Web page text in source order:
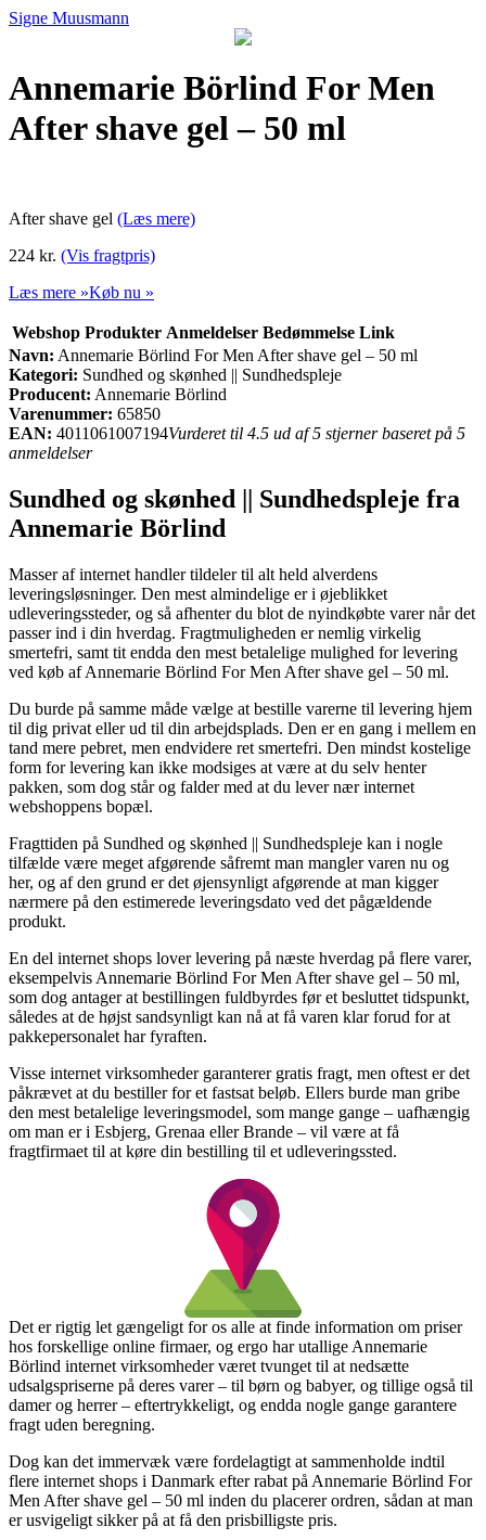
Signe Muusmann
Annemarie Börlind For Men
After shave gel – 50 ml
After shave gel (Læs mere)
224 kr. (Vis fragtpris)
Læs mere »Køb nu »
Webshop Produkter Anmeldelser Bedømmelse Link
Navn: Annemarie Börlind For Men After shave gel – 50 ml
Kategori: Sundhed og skønhed || Sundhedspleje
Producent: Annemarie Börlind
Varenummer: 65850
EAN: 4011061007194Vurderet til 4.5 ud af 5 stjerner baseret på 5
anmeldelser
Sundhed og skønhed || Sundhedspleje fra
Annemarie Börlind
Masser af internet handler tildeler til alt held alverdens
leveringsløsninger. Den mest almindelige er i øjeblikket
udleveringssteder, og så afhenter du blot de nyindkøbte varer når det
passer ind i din hverdag. Fragtmuligheden er nemlig virkelig
smertefri, samt tit endda den mest betalelige mulighed for levering
ved køb af Annemarie Börlind For Men After shave gel – 50 ml.
Du burde på samme måde vælge at bestille varerne til levering hjem
til dig privat eller ud til din arbejdsplads. Den er en gang i mellem en
tand mere pebret, men endvidere ret smertefri. Den mindst kostelige
form for levering kan ikke modsiges at være at du selv henter
pakken, som dog står og falder med at du lever nær internet
webshoppens bopæl.
Fragttiden på Sundhed og skønhed || Sundhedspleje kan i nogle
tilfælde være meget afgørende såfremt man mangler varen nu og
her, og af den grund er det øjensynligt afgørende at man kigger
nærmere på den estimerede leveringsdato ved det pågældende
produkt.
En del internet shops lover levering på næste hverdag på flere varer,
eksempelvis Annemarie Börlind For Men After shave gel – 50 ml,
som dog antager at bestillingen fuldbyrdes før et besluttet tidspunkt,
således at de højst sandsynligt kan nå at få varen klar forud for at
pakkepersonalet har fyraften.
Visse internet virksomheder garanterer gratis fragt, men oftest er det
påkrævet at du bestiller for et fastsat beløb. Ellers burde man gribe
den mest betalelige leveringsmodel, som mange gange – uafhængig
om man er i Esbjerg, Grenaa eller Brande – vil være at få
fragtfirmaet til at køre din bestilling til et udleveringssted.
Det er rigtig let gængeligt for os alle at finde information om priser
hos forskellige online firmaer, og ergo har utallige Annemarie
Börlind internet virksomheder været tvunget til at nedsætte
udsalgspriserne på deres varer – til børn og babyer, og tillige også til
damer og herrer – eftertrykkeligt, og endda nogle gange garantere
fragt uden beregning.
Dog kan det immervæk være fordelagtigt at sammenholde indtil
flere internet shops i Danmark efter rabat på Annemarie Börlind For
Men After shave gel – 50 ml inden du placerer ordren, sådan at man
er usvigeligt sikker på at få den prisbilligste pris.